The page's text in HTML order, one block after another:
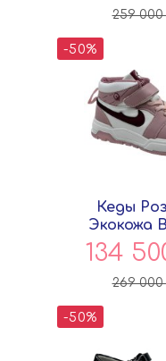
259 000
-50%
Кеды
Экокожа
134
269 000
-50%